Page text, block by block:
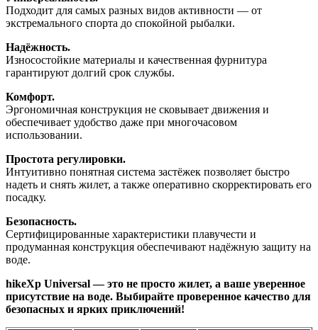
Подходит для самых разных видов активности — от
экстремального спорта до спокойной рыбалки.
Надёжность.
Износостойкие материалы и качественная фурнитура
гарантируют долгий срок службы.
Комфорт.
Эргономичная конструкция не сковывает движения и
обеспечивает удобство даже при многочасовом
использовании.
Простота регулировки.
Интуитивно понятная система застёжек позволяет быстро
надеть и снять жилет, а также оперативно скорректировать его
посадку.
Безопасность.
Сертифицированные характеристики плавучести и
продуманная конструкция обеспечивают надёжную защиту на
воде.
hikeXp Universal — это не просто жилет, а ваше уверенное
присутствие на воде. Выбирайте проверенное качество для
безопасных и ярких приключений!